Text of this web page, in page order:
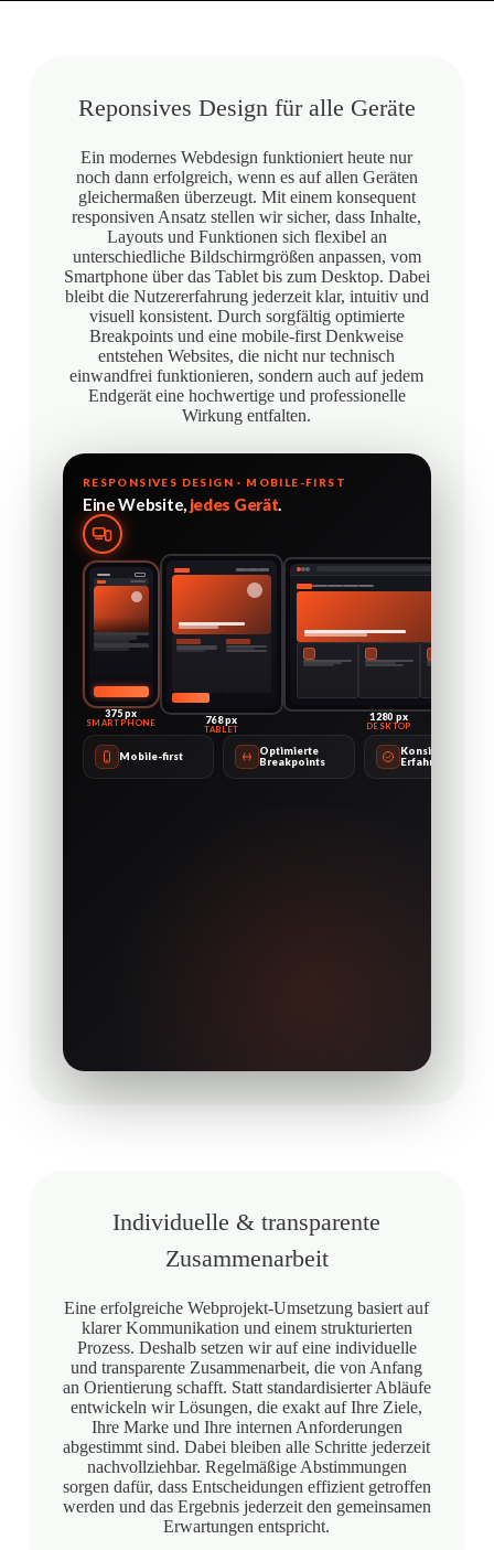
Reponsives Design für alle Geräte
Ein modernes Webdesign funktioniert heute nur
noch dann erfolgreich, wenn es auf allen Geräten
gleichermaßen überzeugt. Mit einem konsequent
responsiven Ansatz stellen wir sicher, dass Inhalte,
Layouts und Funktionen sich flexibel an
unterschiedliche Bildschirmgrößen anpassen, vom
Smartphone über das Tablet bis zum Desktop. Dabei
bleibt die Nutzererfahrung jederzeit klar, intuitiv und
visuell konsistent. Durch sorgfältig optimierte
Breakpoints und eine mobile-first Denkweise
entstehen Websites, die nicht nur technisch
einwandfrei funktionieren, sondern auch auf jedem
Endgerät eine hochwertige und professionelle
Wirkung entfalten.
RESPONSIVES DESIGN · MOBILE-FIRST
Eine Website, jedes Gerät.
375 px
SMARTPHONE 768 px
TABLET
1280 px
DESKTOP
Mobile-first
Optimierte
Breakpoints
Konsistente
Erfahrung
Individuelle & transparente
Zusammenarbeit
Eine erfolgreiche Webprojekt-Umsetzung basiert auf
klarer Kommunikation und einem strukturierten
Prozess. Deshalb setzen wir auf eine individuelle
und transparente Zusammenarbeit, die von Anfang
an Orientierung schafft. Statt standardisierter Abläufe
entwickeln wir Lösungen, die exakt auf Ihre Ziele,
Ihre Marke und Ihre internen Anforderungen
abgestimmt sind. Dabei bleiben alle Schritte jederzeit
nachvollziehbar. Regelmäßige Abstimmungen
sorgen dafür, dass Entscheidungen effizient getroffen
werden und das Ergebnis jederzeit den gemeinsamen
Erwartungen entspricht.